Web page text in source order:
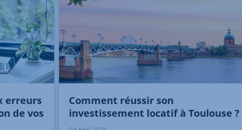
erreurs
de vos
Comment réussir son
investissement locatif à Toulouse ?